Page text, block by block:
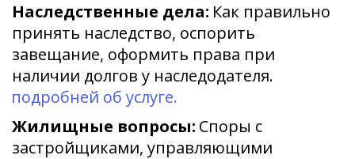
Наследственные дела: Как правильно
принять наследство, оспорить
завещание, оформить права при
подробней об услуге.
Жилищные вопросы: Споры с
застройщиками, управляющими